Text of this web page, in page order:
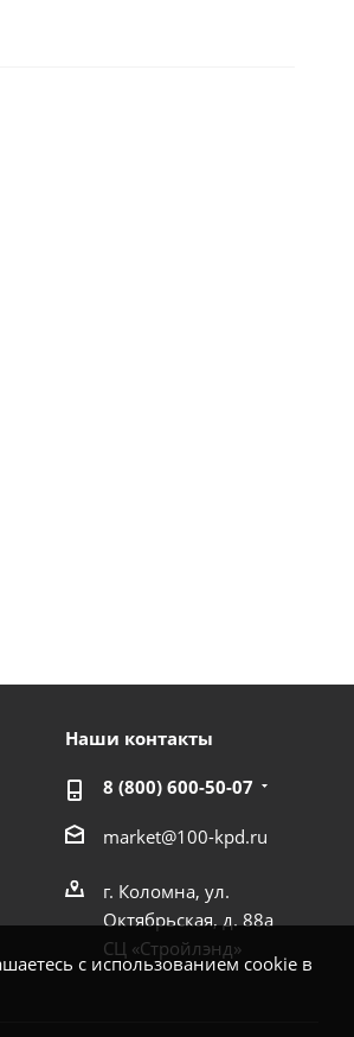
с использованием cookie в
Наши контакты
8 (800) 600-50-07
market@100-kpd.ru
г. Коломна, ул.
Октябрьская, д. 88а
СЦ «Стройлэнд»